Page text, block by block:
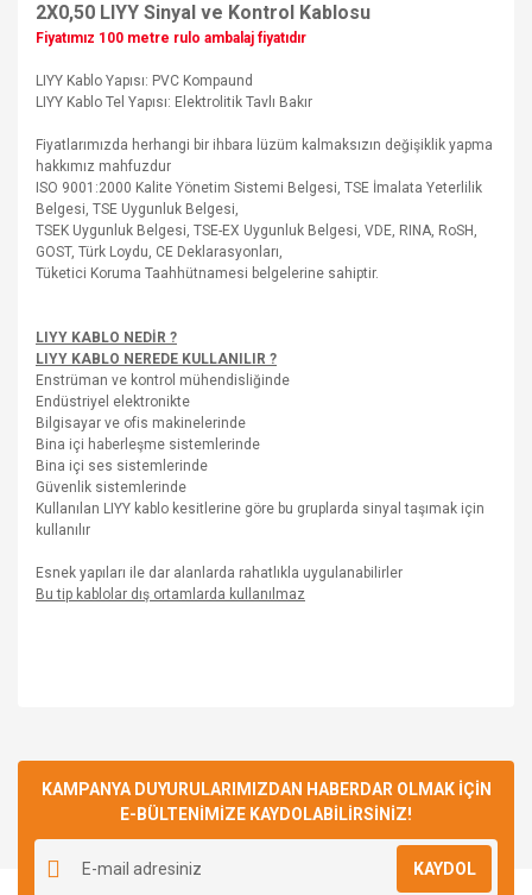
2X0,50 LIYY Sinyal ve Kontrol Kablosu
Fiyatımız 100 metre rulo ambalaj fiyatıdır
LIYY Kablo Yapısı: PVC Kompaund
LIYY Kablo Tel Yapısı: Elektrolitik Tavlı Bakır
Fiyatlarımızda herhangi bir ihbara lüzüm kalmaksızın değişiklik yapma
hakkımız mahfuzdur
ISO 9001:2000 Kalite Yönetim Sistemi Belgesi, TSE İmalata Yeterlilik
Belgesi, TSE Uygunluk Belgesi,
TSEK Uygunluk Belgesi, TSE-EX Uygunluk Belgesi, VDE, RINA, RoSH,
GOST, Türk Loydu, CE Deklarasyonları,
Tüketici Koruma Taahhütnamesi belgelerine sahiptir.
LIYY KABLO NEDİR ?
LIYY KABLO NEREDE KULLANILIR ?
Enstrüman ve kontrol mühendisliğinde
Endüstriyel elektronikte
Bilgisayar ve ofis makinelerinde
Bina içi haberleşme sistemlerinde
Bina içi ses sistemlerinde
Güvenlik sistemlerinde
Kullanılan LIYY kablo kesitlerine göre bu gruplarda sinyal taşımak için
kullanılır
Esnek yapıları ile dar alanlarda rahatlıkla uygulanabilirler
Bu tip kablolar dış ortamlarda kullanılmaz
KAMPANYA DUYURULARIMIZDAN HABERDAR OLMAK İÇİN
E-BÜLTENİMİZE KAYDOLABİLİRSİNİZ!
KAYDOL